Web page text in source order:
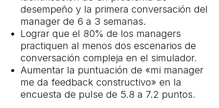
desempeño y la primera conversación del
manager de 6 a 3 semanas.
Lograr que el 80% de los managers
practiquen al menos dos escenarios de
conversación compleja en el simulador.
Aumentar la puntuación de «mi manager
me da feedback constructivo» en la
encuesta de pulse de 5.8 a 7.2 puntos.